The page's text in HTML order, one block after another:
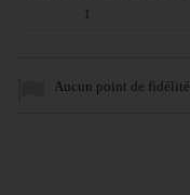
1
Aucun point de